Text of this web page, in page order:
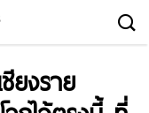
ยงราย